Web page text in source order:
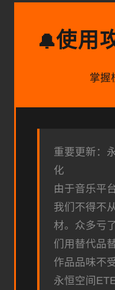
🔔使用
掌握
重要更新：
化
由于音乐平
我们不得不
材。众多亏
们用替代品
作品品味不
永恒空间